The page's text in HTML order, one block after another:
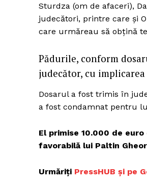
Sturdza (om de afaceri),
judecători, printre care și
care urmăreau să obţină
Pădurile, conform
judecător, cu
Dosarul a fost trimis în
a fost condamnat pentru
El primise 10.000 de
favorabilă lui Paltin
Urmăriți PressHUB și pe